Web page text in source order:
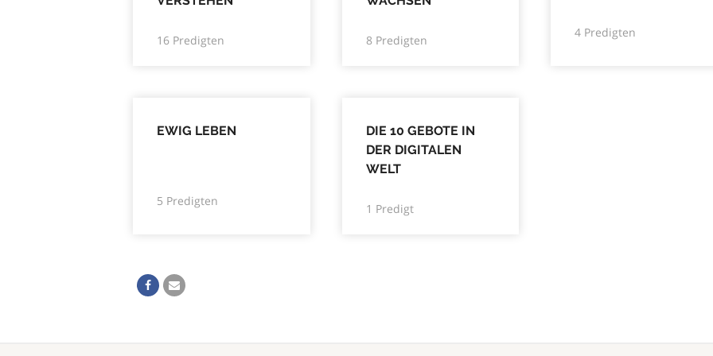
16 Predigten 8 Predigten
4 Predigten
EWIG LEBEN
5 Predigten
DIE 10 GEBOTE IN
DER DIGITALEN
WELT
1 Predigt